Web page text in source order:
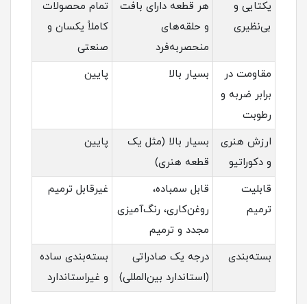
یکتایی و
بی‌نظیری
هر قطعه دارای بافت
و حلقه‌های
منحصربه‌فرد
تمام محصولات
کاملاً یکسان و
صنعتی
مقاومت در
برابر ضربه و
رطوبت
بسیار بالا پایین
ارزش هنری
و دکوراتیو
بسیار بالا (مثل یک
قطعه هنری)
پایین
قابلیت
ترمیم
قابل سمباده،
روغن‌کاری، رنگ‌آمیزی
مجدد و ترمیم
غیرقابل ترمیم
بسته‌بندی
درجه یک صادراتی
(استاندارد بین‌المللی)
بسته‌بندی ساده
و غیراستاندارد